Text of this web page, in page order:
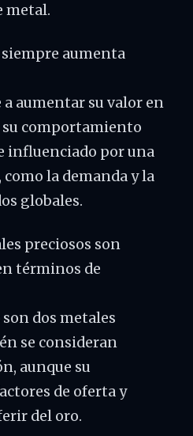
metal.
aumenta
aumentar su valor en
comportamiento
influenciado por una
la demanda y la
globales.
preciosos son
términos de
son dos metales
se consideran
aunque su
de oferta y
del oro.